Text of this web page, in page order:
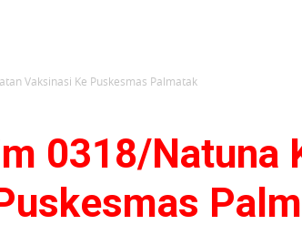
Vaksinasi Ke Puskesmas Palmatak
0318/Natuna